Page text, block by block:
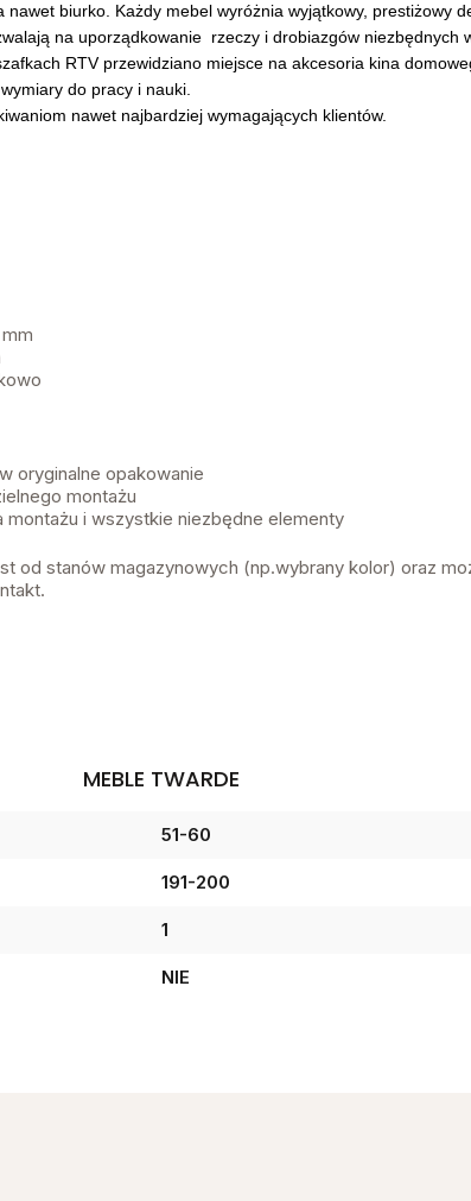
nawet biurko. Każdy mebel wyróżnia wyjątkowy, prestiżowy
na uporządkowanie rzeczy i drobiazgów niezbędnych
RTV przewidziano miejsce na akcesoria kina
do pracy i nauki.
nawet najbardziej wymagających klientów.
oryginalne opakowanie
montażu
i wszystkie niezbędne elementy
od stanów magazynowych (np.wybrany kolor) oraz
MEBLE TWARDE
51-60
191-200
1
NIE